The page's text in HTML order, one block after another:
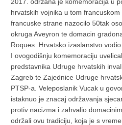
hrvatskih vojnika u tom
francuske strane nazocilo 50tak
okruga Aveyron te domacin
Roques. Hrvatsko izaslanstvo
I ovogodišnju komemoraciju
predstavnika Udruge hrvatskih
Zagreb te Zajednice Udruge
PTSP-a. Veleposlanik Vucak u
istaknuo je znacaj održavanja
protiv nacizma i zahvalio
održali ovu tradiciju, koja je s